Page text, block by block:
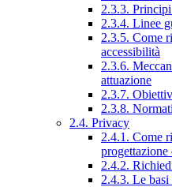
2.3.3.
2.3.4. Linee
2.3.5. Come
accessibilità
2.3.6.
attuazione
2.3.7.
2.3.8.
2.4. Privacy
2.4.1. Come
2.4.2.
2.4.3. Le